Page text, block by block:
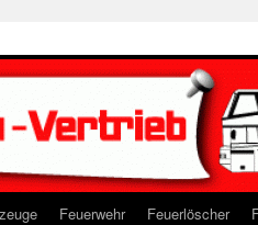
Feuerwehr Feuerlöscher